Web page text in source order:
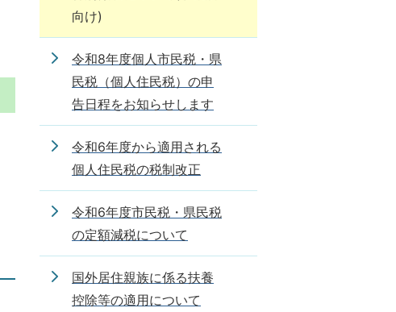
向け)
令和8年度個人市民税・県
民税（個人住民税）の申
告日程をお知らせします
令和6年度から適用される
個人住民税の税制改正
令和6年度市民税・県民税
の定額減税について
国外居住親族に係る扶養
控除等の適用について